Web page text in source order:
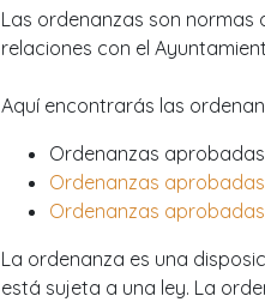
Las ordenanzas son normas
relaciones con el
Aquí encontrarás las
Ordenanzas
Ordenanzas
Ordenanzas
La ordenanza es una
está sujeta a una ley. La